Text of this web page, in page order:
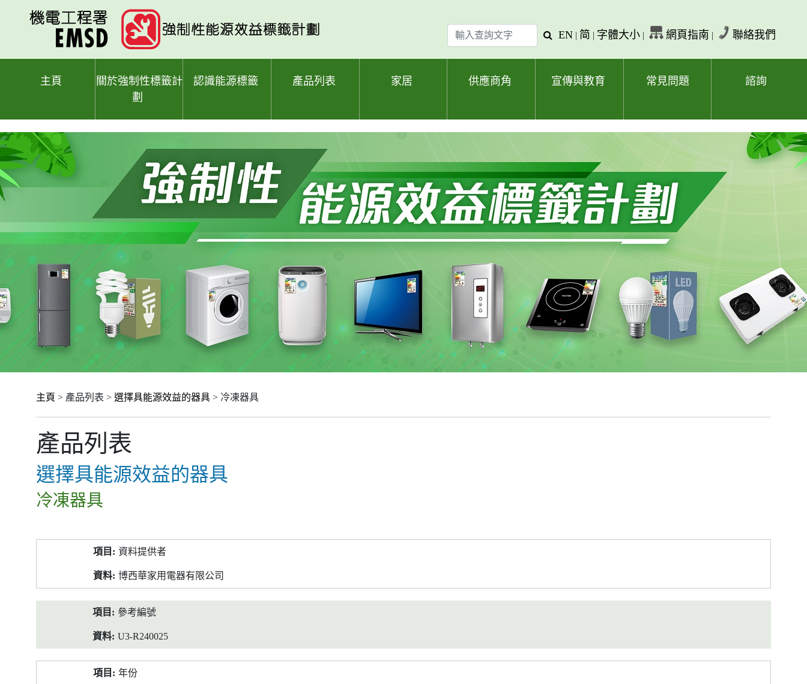
輸
入
查
查
字
EN | 简 | 字體大小 | 網頁指南 | 聯絡我們
主頁
關於強制性標籤計
劃
認識能源標籤 產品列表 家居 供應商角 宣傳與教育 常見問題 諮詢
主頁 > 產品列表 > 選擇具能源效益的器具 > 冷凍器具
產品列表
選擇具能源效益的器具
冷凍器具
料
資料提供者
博西華家用電器有限公司
參考編號
U3-R240025
年份